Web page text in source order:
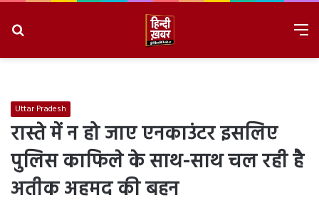
Uttar Pradesh
रास्ते में न हो जाए एनकाउंटर इसलिए
पुलिस काफिले के साथ-साथ चल रही है
अतीक अहमद की बहन